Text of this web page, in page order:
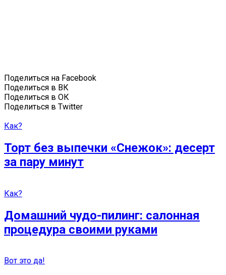
Поделиться на Facebook
Поделиться в ВК
Поделиться в ОК
Поделиться в Twitter
Как?
Торт без выпечки «Снежок»: десерт
за пару минут
Как?
Домашний чудо-пилинг: салонная
процедура своими руками
Вот это да!